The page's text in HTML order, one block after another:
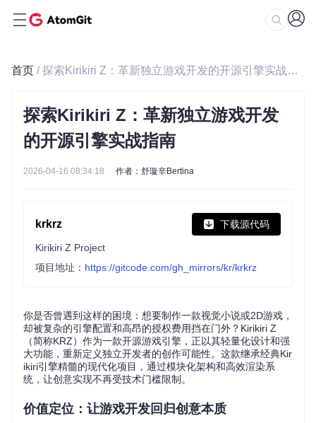
首页 / 探索Kirikiri Z：革新独立游戏开发的开源引擎实战指南
探索Kirikiri Z：革新独立游戏开发
的开源引擎实战指南
2026-04-16 08:34:18 作者：舒璇辛Bertina
krkrz 下载源代码
Kirikiri Z Project
项目地址： https://gitcode.com/gh_mirrors/kr/krkrz
你是否曾遇到这样的困境：想要制作一款视觉小说或2D游戏，
却被复杂的引擎配置和高昂的授权费用挡在门外？Kirikiri Z
（简称KRZ）作为一款开源游戏引擎，正以其轻量化设计和强
大功能，重新定义独立开发者的创作可能性。这款继承经典Kir
ikiri引擎精髓的现代化项目，通过模块化架构和高效渲染系
统，让创意实现不再受技术门槛限制。
价值定位：让游戏开发回归创意本质